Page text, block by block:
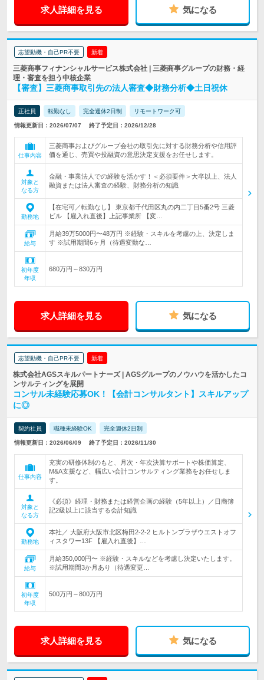
求人詳細を見る 気になる
志望動機・自己PR不要 新着
三菱商事フィナンシャルサービス株式会社 | 三菱商事グループの財務・経
理・審査を担う中核企業
【審査】三菱商事取引先の法人審査◆財務分析◆土日祝休
正社員 転勤なし 完全週休2日制 リモートワーク可
情報更新日：2026/07/07 終了予定日：2026/12/28
仕事内容
三菱商事およびグループ会社の取引先に対する財務分析や信用評
価を通じ、売買や投融資の意思決定支援をお任せします。
対象と
なる方
金融・事業法人での経験を活かす！＜必須要件＞大卒以上、法人
融資または法人審査の経験、財務分析の知識
勤務地
【在宅可／転勤なし】 東京都千代田区丸の内二丁目5番2号 三菱
ビル 【雇入れ直後】上記事業所 【変…
給与
月給39万5000円〜48万円 ※経験・スキルを考慮の上、決定しま
す ※試用期間6ヶ月（待遇変動な…
初年度
年収
680万円～830万円
求人詳細を見る 気になる
志望動機・自己PR不要 新着
株式会社AGSスキルパートナーズ | AGSグループのノウハウを活かしたコ
ンサルティングを展開
コンサル未経験応募OK！【会計コンサルタント】スキルアップ
に◎
契約社員 職種未経験OK 完全週休2日制
情報更新日：2026/06/09 終了予定日：2026/11/30
仕事内容
充実の研修体制のもと、月次・年次決算サポートや株価算定、
M&A支援など、幅広い会計コンサルティング業務をお任せしま
す。
対象と
なる方
《必須》経理・財務または経営企画の経験（5年以上）／日商簿
記2級以上に該当する会計知識
勤務地
本社／ 大阪府大阪市北区梅田2-2-2 ヒルトンプラザウエストオフ
ィスタワー13F 【雇入れ直後】…
給与
月給350,000円〜 ※経験・スキルなどを考慮し決定いたします。
※試用期間3か月あり（待遇変更…
初年度
年収
500万円～800万円
求人詳細を見る 気になる